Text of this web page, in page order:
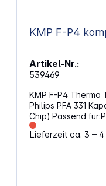
KMP
Artikel-Nr.:
539469
KMP F-P4 Thermo
Philips PFA 331 Kapazität für ca. 140 Seiten (mit
Chip) Passend für:PhilipsMagic 3, Magic 3 Basic,
Magic 3 Primo,
DECT SMS, Magic
Lieferzeit ca. 3 –